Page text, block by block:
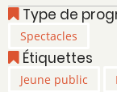
Vive
Type de
Spectacles
Étiquettes
Jeune public